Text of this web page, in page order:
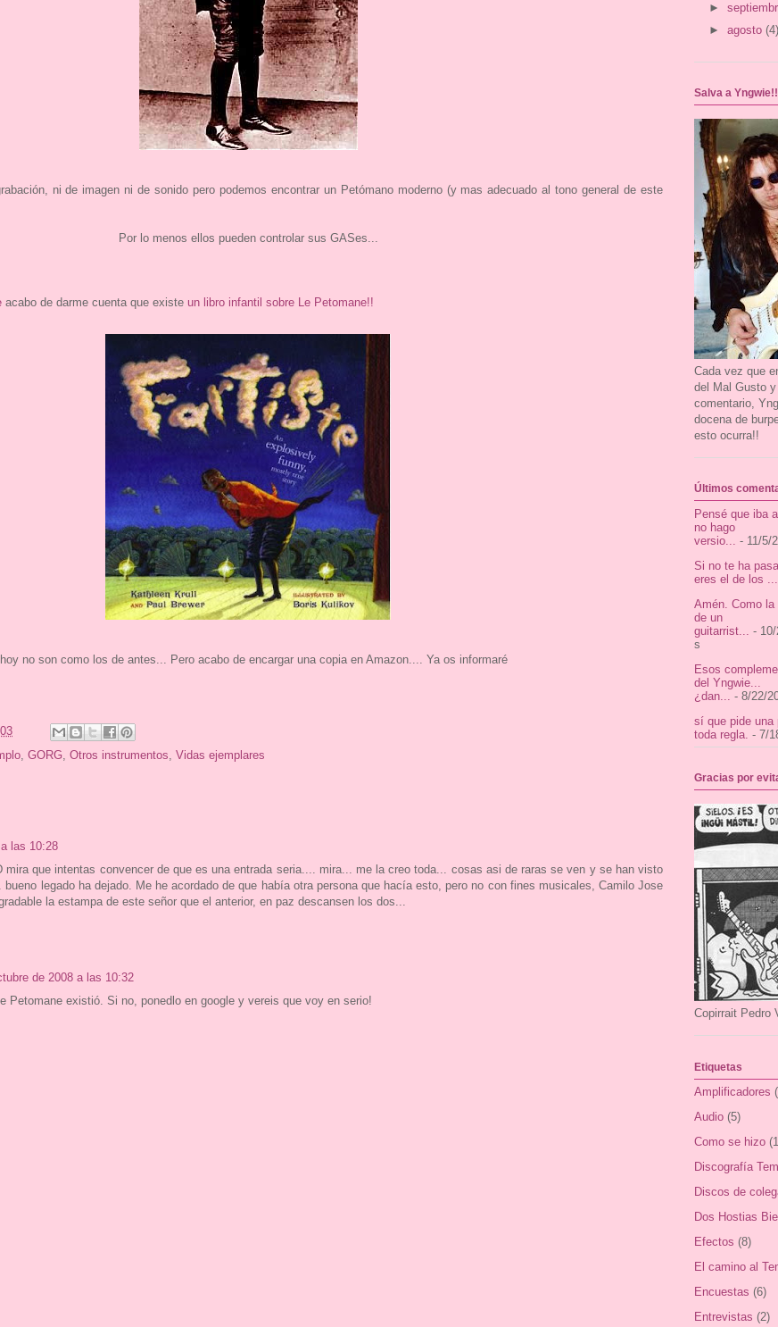
ni de imagen ni de sonido pero podemos encontrar un Petómano moderno (y mas adecuado al tono general de este
Por lo menos ellos pueden controlar sus GASes...
acabo de darme cuenta que existe un libro infantil sobre Le Petomane!!
no son como los de antes... Pero acabo de encargar una copia en Amazon.... Ya os informaré
GORG Otros instrumentos Vidas ejemplares
las 10:28
mira que intentas convencer de que es una entrada seria.... mira... me la creo toda... cosas asi de raras se ven y se han visto
bueno legado ha dejado. Me he acordado de que había otra persona que hacía esto, pero no con fines musicales, Camilo Jose
la estampa de este señor que el anterior, en paz descansen los dos...
de 2008 a las 10:32
Petomane existió. Si no, ponedlo en google y vereis que voy en serio!
►
► agosto (4)
Salva a
Cada vez que
del Mal Gusto
comentario,
docena de
esto ocurra!!
Últimos
Pensé que iba
no hago
versio...
- 11/5/
Si no te ha
eres el de los ...
Amén. Como
de un
guitarrist...
-
s
Esos
del Yngwie...
¿dan...
- 8/22/
sí que pide una
toda regla. - 7/
Gracias por
Copirrait Pedro
Etiquetas
Amplificadores
Audio (5)
Como se hizo
Discografía
Discos de
Dos Hostias
Efectos (8)
El camino al
Encuestas (6)
Entrevistas (2)